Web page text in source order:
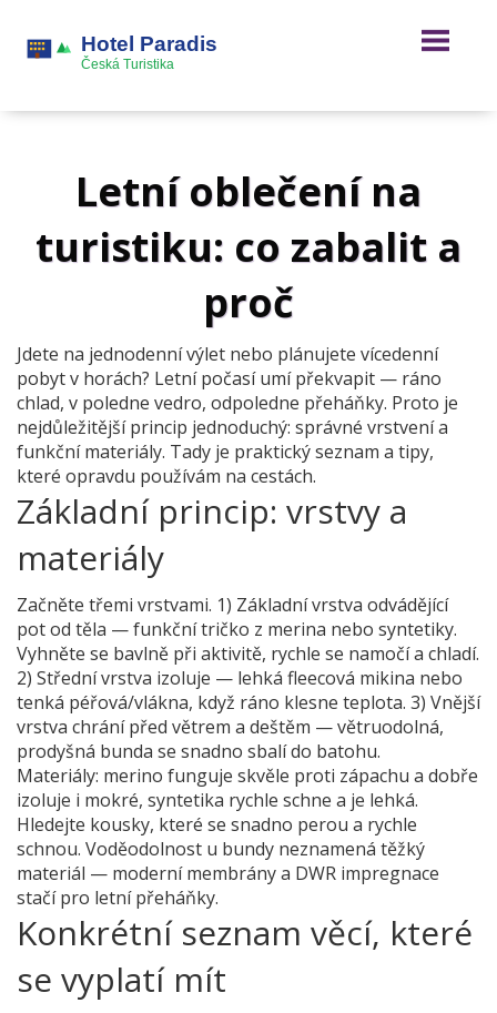
Letní oblečení na
turistiku: co zabalit a
proč
Jdete na jednodenní výlet nebo plánujete vícedenní
pobyt v horách? Letní počasí umí překvapit — ráno
chlad, v poledne vedro, odpoledne přeháňky. Proto je
nejdůležitější princip jednoduchý: správné vrstvení a
funkční materiály. Tady je praktický seznam a tipy,
které opravdu používám na cestách.
Základní princip: vrstvy a
materiály
Začněte třemi vrstvami. 1) Základní vrstva odvádějící
pot od těla — funkční tričko z merina nebo syntetiky.
Vyhněte se bavlně při aktivitě, rychle se namočí a chladí.
2) Střední vrstva izoluje — lehká fleecová mikina nebo
tenká péřová/vlákna, když ráno klesne teplota. 3) Vnější
vrstva chrání před větrem a deštěm — větruodolná,
prodyšná bunda se snadno sbalí do batohu.
Materiály: merino funguje skvěle proti zápachu a dobře
izoluje i mokré, syntetika rychle schne a je lehká.
Hledejte kousky, které se snadno perou a rychle
schnou. Voděodolnost u bundy neznamená těžký
materiál — moderní membrány a DWR impregnace
stačí pro letní přeháňky.
Konkrétní seznam věcí, které
se vyplatí mít